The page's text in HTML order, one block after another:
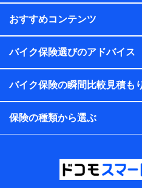
当社
【利用目的】
提供する保険関連サービスにお
取引のあるもしくは委託を受け
会社のサービスを案内、提供
（各サービスで取得したサー
おすすめコンテンツ
バイク保険選びのアドバイス
バイク保険の瞬間比較見積も
保険の種類から選ぶ